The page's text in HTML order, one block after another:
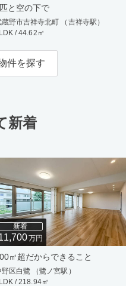
と空の下で
蔵野市吉祥寺北町 （吉祥寺駅）
/ 44.62㎡
件を探す
新着
新着
万円
㎡超だからできること
野区白鷺 （鷺ノ宮駅）
/ 218.94㎡